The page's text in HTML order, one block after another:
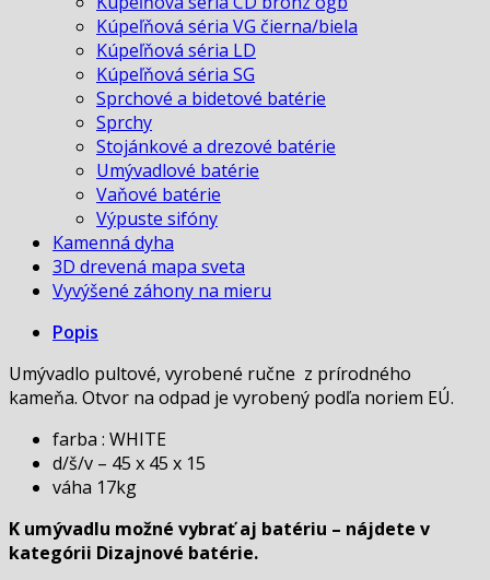
Kúpeľňová séria VG čierna/biela
Kúpeľňová séria LD
Kúpeľňová séria SG
Sprchové a bidetové batérie
Sprchy
Stojánkové a drezové batérie
Umývadlové batérie
Vaňové batérie
Výpuste sifóny
Kamenná dyha
3D drevená mapa sveta
Vyvýšené záhony na mieru
Popis
Umývadlo pultové, vyrobené ručne z prírodného
kameňa. Otvor na odpad je vyrobený podľa noriem EÚ.
farba : WHITE
d/š/v – 45 x 45 x 15
váha 17kg
K umývadlu možné vybrať aj batériu – nájdete v
kategórii Dizajnové batérie.